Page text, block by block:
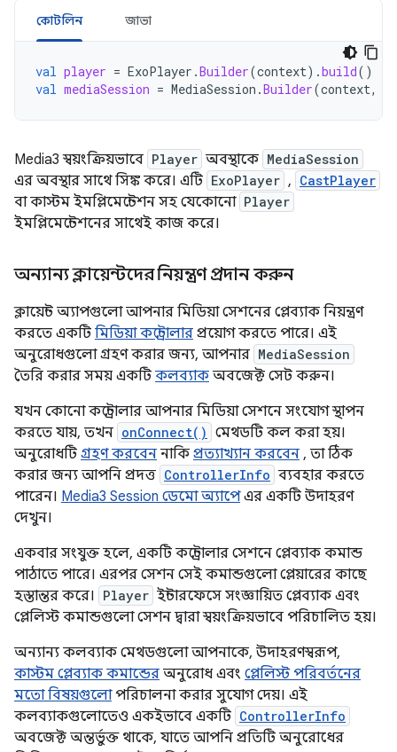
কোটলিন জাভা
val player = ExoPlayer .Builder(context).build()
val mediaSession = MediaSession .Builder(context,
Media3 স্বয়ংক্রিয়ভাবে Player অবস্থাকে MediaSession
এর অবস্থার সাথে সিঙ্ক করে। এটি ExoPlayer , CastPlayer
বা কাস্টম ইমপ্লিমেন্টেশন সহ যেকোনো Player
ইমপ্লিমেন্টেশনের সাথেই কাজ করে।
অন্যান্য ক্লায়েন্টদের নিয়ন্ত্রণ প্রদান করুন
ক্লায়েন্ট অ্যাপগুলো আপনার মিডিয়া সেশনের প্লেব্যাক নিয়ন্ত্রণ
করতে একটি মিডিয়া কন্ট্রোলার প্রয়োগ করতে পারে। এই
অনুরোধগুলো গ্রহণ করার জন্য, আপনার MediaSession
তৈরি করার সময় একটি কলব্যাক অবজেক্ট সেট করুন।
যখন কোনো কন্ট্রোলার আপনার মিডিয়া সেশনে সংযোগ স্থাপন
করতে যায়, তখন onConnect() মেথডটি কল করা হয়।
অনুরোধটি গ্রহণ করবেন নাকি প্রত্যাখ্যান করবেন , তা ঠিক
করার জন্য আপনি প্রদত্ত ControllerInfo ব্যবহার করতে
পারেন। Media3 Session ডেমো অ্যাপেএর একটি উদাহরণ
দেখুন।
একবার সংযুক্ত হলে, একটি কন্ট্রোলার সেশনে প্লেব্যাক কমান্ড
পাঠাতে পারে। এরপর সেশন সেই কমান্ডগুলো প্লেয়ারের কাছে
হস্তান্তর করে।
Player ইন্টারফেসে সংজ্ঞায়িত প্লেব্যাক এবং
প্লেলিস্ট কমান্ডগুলো সেশন দ্বারা স্বয়ংক্রিয়ভাবে পরিচালিত হয়।
অন্যান্য কলব্যাক মেথডগুলো আপনাকে, উদাহরণস্বরূপ,
কাস্টম প্লেব্যাক কমান্ডের অনুরোধ এবং প্লেলিস্ট পরিবর্তনের
মতো বিষয়গুলোপরিচালনা করার সুযোগ দেয়। এই
কলব্যাকগুলোতেও একইভাবে একটি ControllerInfo
অবজেক্ট অন্তর্ভুক্ত থাকে, যাতে আপনি প্রতিটি অনুরোধের